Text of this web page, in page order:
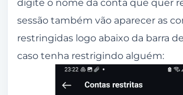
digite o nome da conta que quer
sessão também vão aparecer as
restringidas logo abaixo da barra
caso tenha restrigindo alguém: